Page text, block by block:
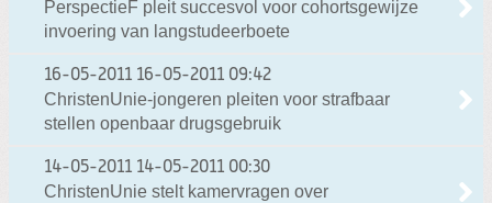
PerspectieF pleit succesvol voor cohortsgewijze
invoering van langstudeerboete
16-05-2011 16-05-2011 09:42
ChristenUnie-jongeren pleiten voor strafbaar
stellen openbaar drugsgebruik
14-05-2011 14-05-2011 00:30
ChristenUnie stelt kamervragen over